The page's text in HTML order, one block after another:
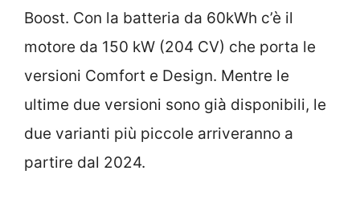
Boost. Con la batteria da 60kWh c’è il
motore da 150 kW (204 CV) che porta le
versioni Comfort e Design. Mentre le
ultime due versioni sono già disponibili, le
due varianti più piccole arriveranno a
partire dal 2024.